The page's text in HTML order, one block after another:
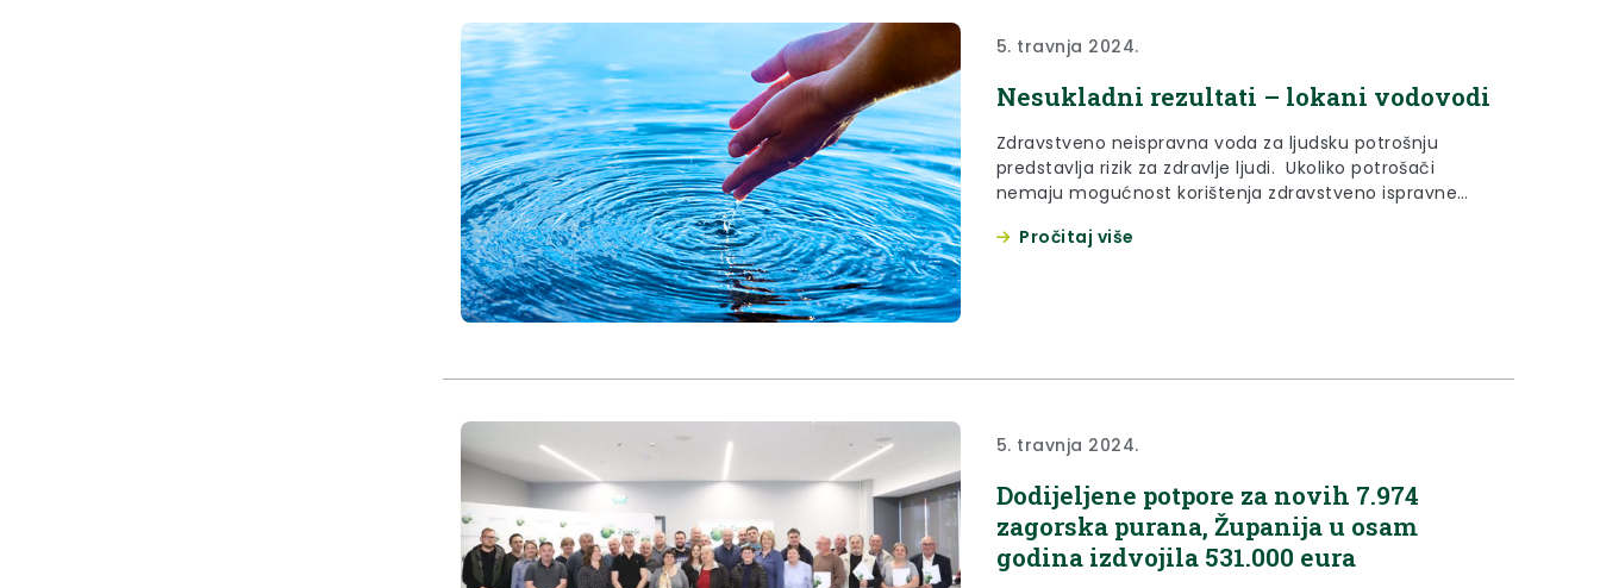
5. travnja 2024.
Nesukladni rezultati – lokani vodovodi
Zdravstveno neispravna voda za ljudsku potrošnju
predstavlja rizik za zdravlje ljudi. Ukoliko potrošači
nemaju mogućnost korištenja zdravstveno ispravne
mjera prokuhavanja vode prije upotrebe. Za više
Pročitaj više
5. travnja 2024.
Dodijeljene potpore za novih 7.974
zagorska purana, Županija u osam
godina izdvojila 531.000 eura